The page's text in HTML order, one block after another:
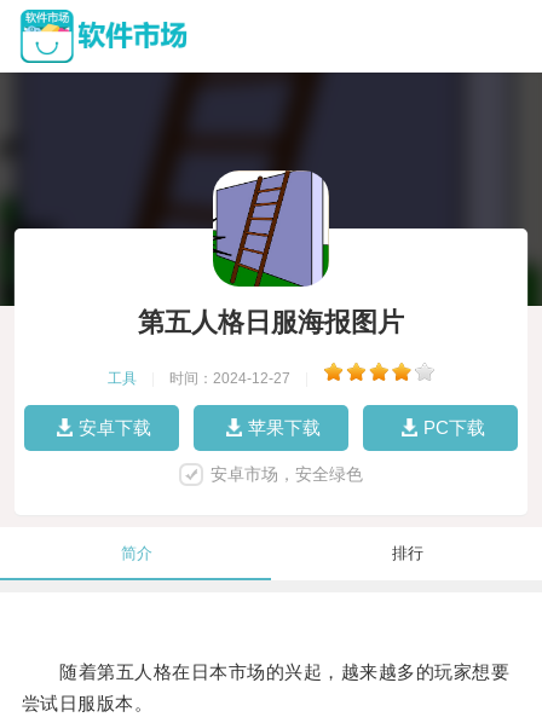
第五人格日服海报图片
工具 时间：2024-12-27
安卓下载 苹果下载 PC下载
安卓市场，安全绿色
简介 排行
随着第五人格在日本市场的兴起，越来越多的玩家想要
尝试日服版本。